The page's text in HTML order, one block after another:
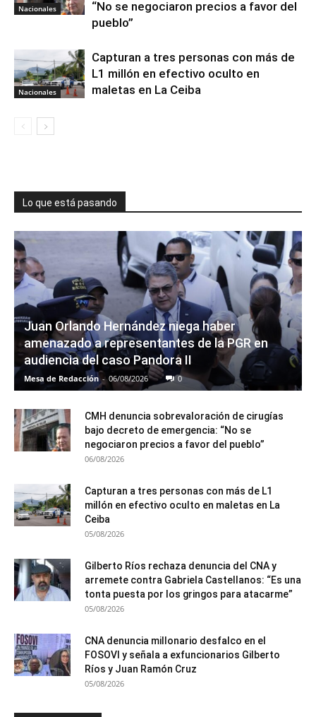
Nacionales
“No se negociaron precios a favor del
pueblo”
Nacionales
Capturan a tres personas con más de
L1 millón en efectivo oculto en
maletas en La Ceiba
Lo que está pasando
Juan Orlando Hernández niega haber
amenazado a representantes de la PGR en
audiencia del caso Pandora II
Mesa de Redacción - 06/08/2026 0
CMH denuncia sobrevaloración de cirugías
bajo decreto de emergencia: “No se
negociaron precios a favor del pueblo”
06/08/2026
Capturan a tres personas con más de L1
millón en efectivo oculto en maletas en La
Ceiba
05/08/2026
Gilberto Ríos rechaza denuncia del CNA y
arremete contra Gabriela Castellanos: “Es una
tonta puesta por los gringos para atacarme”
05/08/2026
CNA denuncia millonario desfalco en el
FOSOVI y señala a exfuncionarios Gilberto
Ríos y Juan Ramón Cruz
05/08/2026